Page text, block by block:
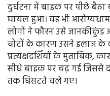
दुर्घटना में बाइक पर पीछे
घायल हुआ। वह भी आरोग्यधाम
लोगों ने फौरन उसे जानकीकुंड
चोटों के कारण उसने इलाज के
प्रत्यक्षदर्शियों के मुताबिक,
सीधे बाइक पर चढ़ गई जिससे
तक घिसटते चले गए।